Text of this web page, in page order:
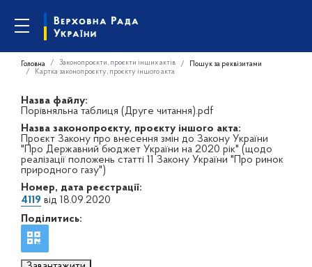
Головна Законопроєкти, проєкти інших актів
Пошук за реквізитами
Картка законопроєкту, проєкту іншого акта
Назва файлу:
Порівняльна таблиця (Друге читання).pdf
Назва законопроєкту, проєкту іншого акта:
Проєкт Закону про внесення змін до Закону України
"Про Державний бюджет України на 2020 рік" (щодо
реалізації положень статті 11 Закону України "Про ринок
природного газу")
Номер, дата реєстрації:
4119 від 18.09.2020
Поділитись: